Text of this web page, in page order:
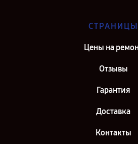
СТРАНИЦЫ
Цены на
Отзывы
Гарантия
Доставка
Контакты